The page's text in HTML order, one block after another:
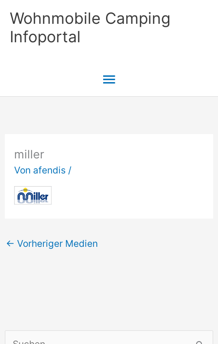
Inhalt
springen
Wohnmobile Camping
Infoportal
Hauptmenü
miller
Von afendis /
← Vorheriger Medien